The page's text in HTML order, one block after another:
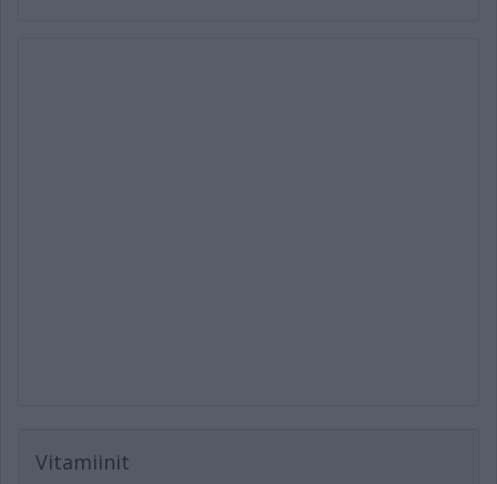
Vitamiinit